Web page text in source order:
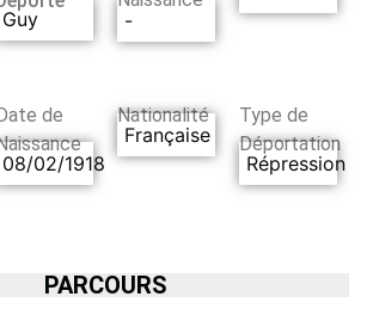
Guy -
de
08/02/1918
Nationalité
Française
Type de
Déportation
Répression
PARCOURS